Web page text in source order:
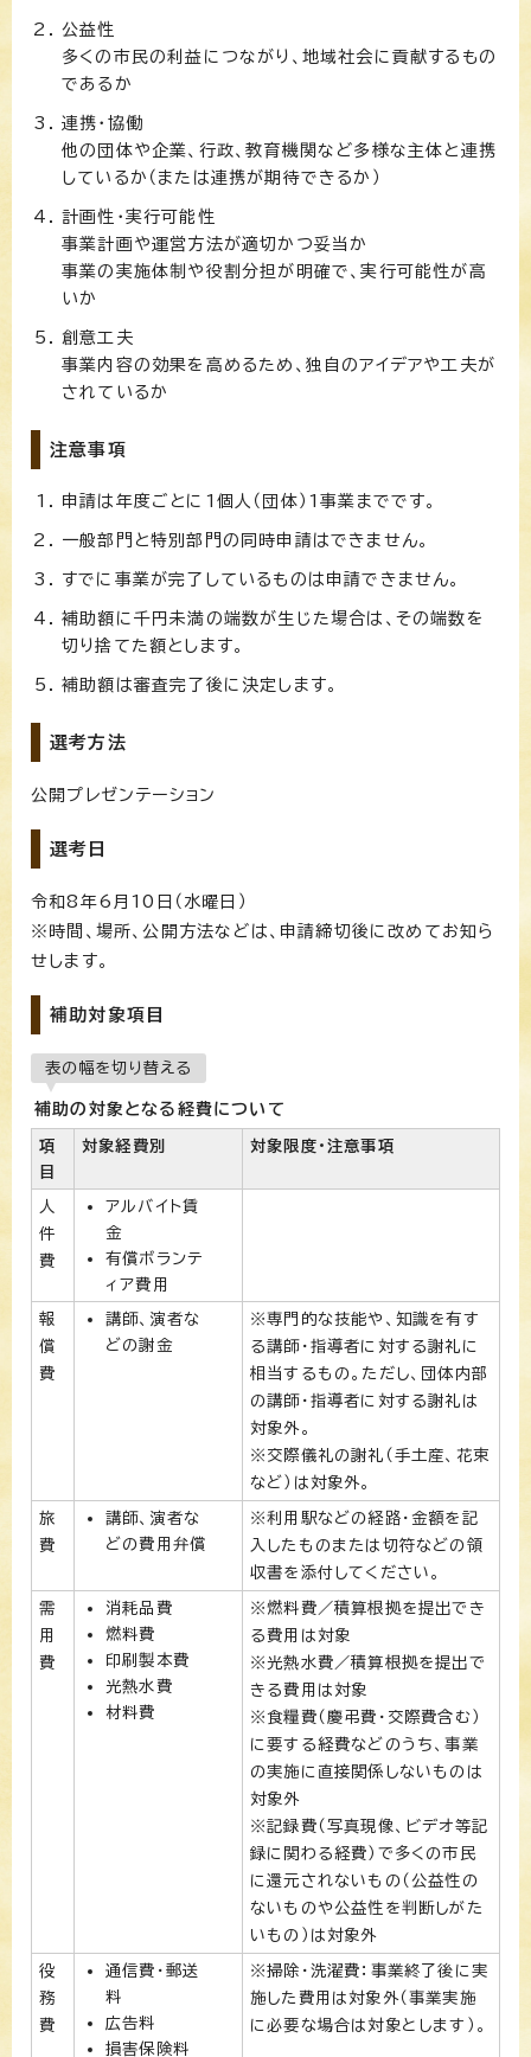
公益性
多くの市民の利益につながり、地域社会に貢献するもの
であるか
連携・協働
他の団体や企業、行政、教育機関など多様な主体と連携
しているか（または連携が期待できるか）
計画性・実行可能性
事業計画や運営方法が適切かつ妥当か
事業の実施体制や役割分担が明確で、実行可能性が高
いか
創意工夫
事業内容の効果を高めるため、独自のアイデアや工夫が
されているか
注意事項
申請は年度ごとに1個人（団体）1事業までです。
一般部門と特別部門の同時申請はできません。
すでに事業が完了しているものは申請できません。
補助額に千円未満の端数が生じた場合は、その端数を
切り捨てた額とします。
補助額は審査完了後に決定します。
選考方法
公開プレゼンテーション
選考日
令和8年6月10日（水曜日）
※時間、場所、公開方法などは、申請締切後に改めてお知ら
せします。
補助対象項目
表の幅を切り替える
補助の対象となる経費について
項
目
対象経費別 対象限度・注意事項
人
件
費
アルバイト賃
金
有償ボランテ
ィア費用
報
償
費
講師、演者な
どの謝金
※専門的な技能や、知識を有す
る講師・指導者に対する謝礼に
相当するもの。ただし、団体内部
の講師・指導者に対する謝礼は
対象外。
※交際儀礼の謝礼（手土産、花束
など）は対象外。
旅
費
講師、演者な
どの費用弁償
※利用駅などの経路・金額を記
入したものまたは切符などの領
収書を添付してください。
需
用
費
消耗品費
燃料費
印刷製本費
光熱水費
材料費
※燃料費／積算根拠を提出でき
る費用は対象
※光熱水費／積算根拠を提出で
きる費用は対象
※食糧費（慶弔費・交際費含む）
に要する経費などのうち、事業
の実施に直接関係しないものは
対象外
※記録費（写真現像、ビデオ等記
録に関わる経費）で多くの市民
に還元されないもの（公益性の
ないものや公益性を判断しがた
いもの）は対象外
役
務
費
通信費・郵送
料
広告料
損害保険料
※掃除・洗濯費：事業終了後に実
施した費用は対象外（事業実施
に必要な場合は対象とします）。